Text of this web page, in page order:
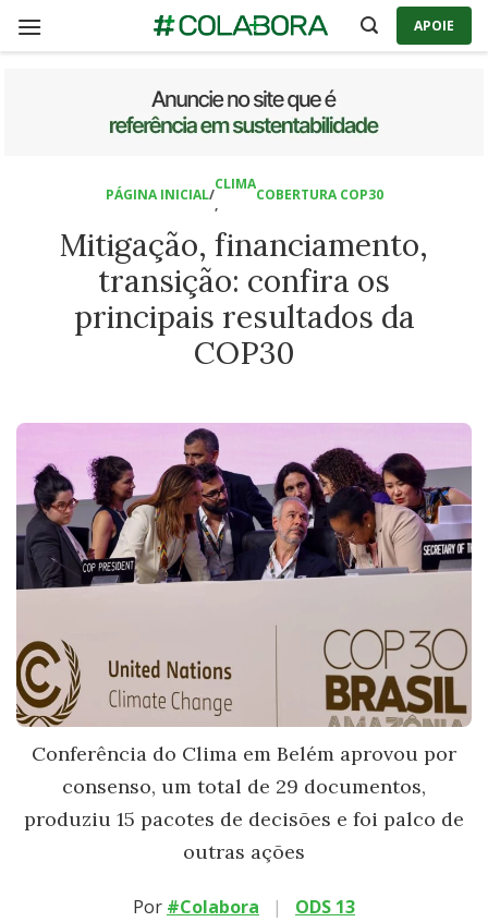
APOIE
PÁGINA INICIAL/
CLIMA
,
COBERTURA COP30
Mitigação, financiamento,
transição: confira os
principais resultados da
COP30
Conferência do Clima em Belém aprovou por
consenso, um total de 29 documentos,
produziu 15 pacotes de decisões e foi palco de
outras ações
Por #Colabora | ODS 13